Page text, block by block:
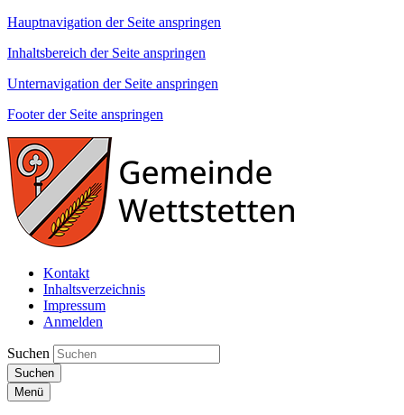
Hauptnavigation der Seite anspringen
Inhaltsbereich der Seite anspringen
Unternavigation der Seite anspringen
Footer der Seite anspringen
Kontakt
Inhaltsverzeichnis
Impressum
Anmelden
Suchen
Suchen
Menü